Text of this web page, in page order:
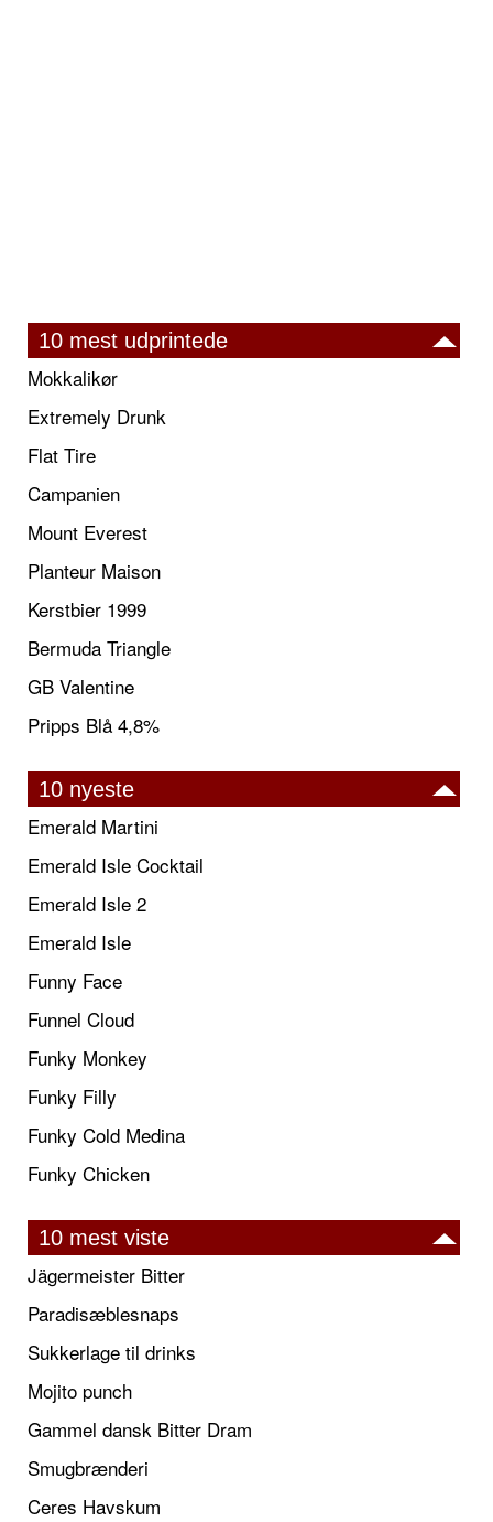
10 mest udprintede
Mokkalikør
Extremely Drunk
Flat Tire
Campanien
Mount Everest
Planteur Maison
Kerstbier 1999
Bermuda Triangle
GB Valentine
Pripps Blå 4,8%
10 nyeste
Emerald Martini
Emerald Isle Cocktail
Emerald Isle 2
Emerald Isle
Funny Face
Funnel Cloud
Funky Monkey
Funky Filly
Funky Cold Medina
Funky Chicken
10 mest viste
Jägermeister Bitter
Paradisæblesnaps
Sukkerlage til drinks
Mojito punch
Gammel dansk Bitter Dram
Smugbrænderi
Ceres Havskum